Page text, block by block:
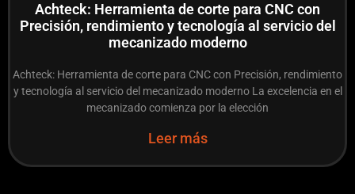
Achteck: Herramienta de corte para CNC con
Precisión, rendimiento y tecnología al servicio del
mecanizado moderno
Achteck: Herramienta de corte para CNC con Precisión, rendimiento
y tecnología al servicio del mecanizado moderno La excelencia en el
mecanizado comienza por la elección
Leer más